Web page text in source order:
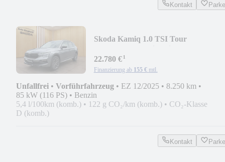
Kontakt
Skoda Kamiq 1.0 TSI Tour
22.780 €¹
Finanzierung ab 155 € mtl.
Unfallfrei • Vorführfahrzeug • EZ 12/2025 • 8.250 km •
85 kW (116 PS) • Benzin
5,4 l/100km (komb.) • 122 g CO₂/km (komb.) • CO₂-Klasse
D (komb.)
Kontakt